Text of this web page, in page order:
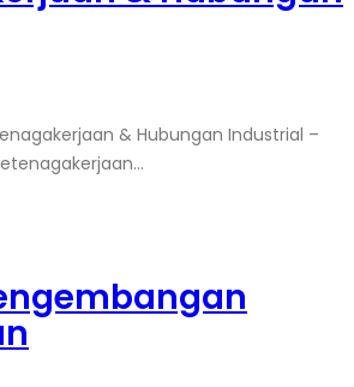
& Hubungan Industrial –